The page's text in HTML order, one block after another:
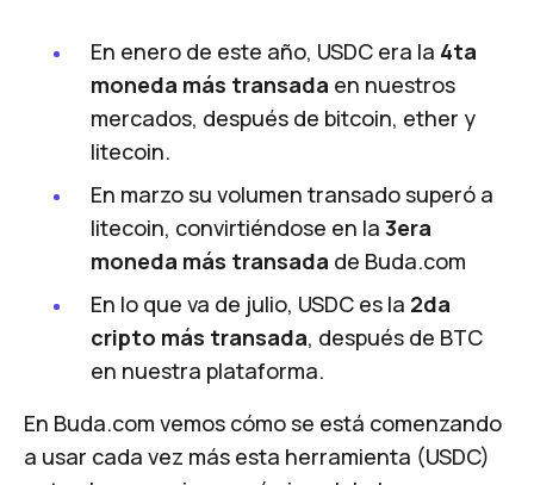
En enero de este año, USDC era la 4ta
moneda más transada en nuestros
mercados, después de bitcoin, ether y
litecoin.
En marzo su volumen transado superó a
litecoin, convirtiéndose en la 3era
moneda más transada de Buda.com
En lo que va de julio, USDC es la 2da
cripto más transada, después de BTC
en nuestra plataforma.
En Buda.com vemos cómo se está comenzando
a usar cada vez más esta herramienta (USDC)